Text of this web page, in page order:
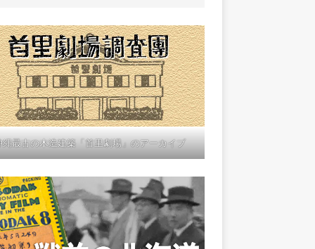
縄最古の木造建築「首里劇場」のアーカイブ